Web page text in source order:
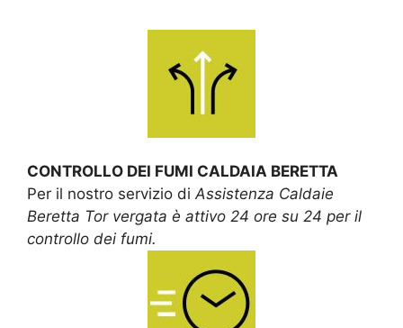
CONTROLLO DEI FUMI CALDAIA BERETTA
Per il nostro servizio di Assistenza Caldaie
Beretta Tor vergata è attivo 24 ore su 24 per il
controllo dei fumi.